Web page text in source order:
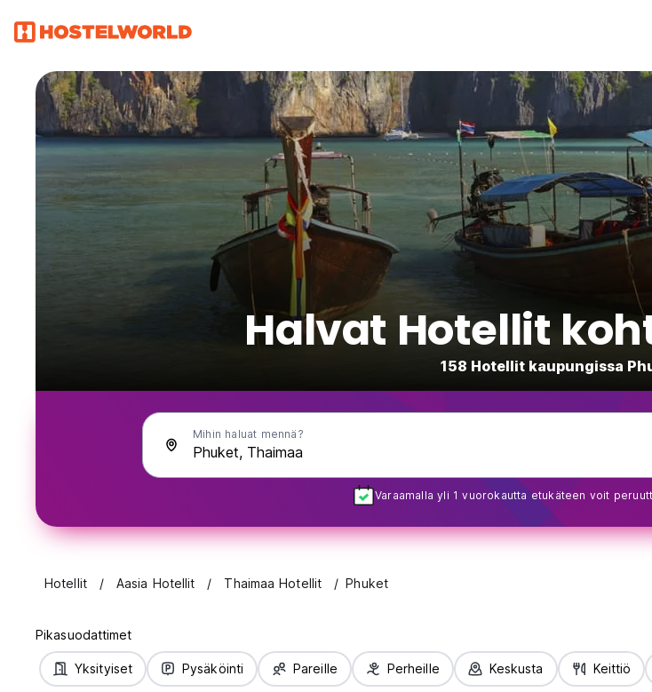
Halvat Hotellit
158 Hotellit kaupungissa
Mihin haluat mennä?
Varaamalla yli 1 vuorokautta etukäteen voit
Hotellit Aasia Hotellit Thaimaa Hotellit Phuket
Pikasuodattimet
Yksityiset Pysäköinti Pareille Perheille Keskusta Keittiö